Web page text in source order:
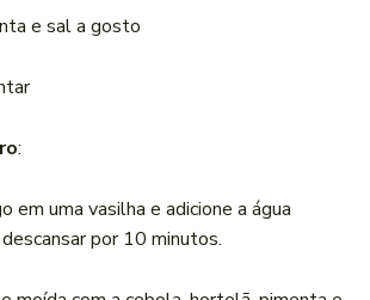
e sal a gosto
:
em uma vasilha e adicione a água
por 10 minutos.